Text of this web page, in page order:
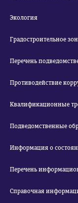
Экология
Градостроительное
Перечень
Противодействие
Квалификационные
Подведомственные
Информация о
Перечень
Справочная